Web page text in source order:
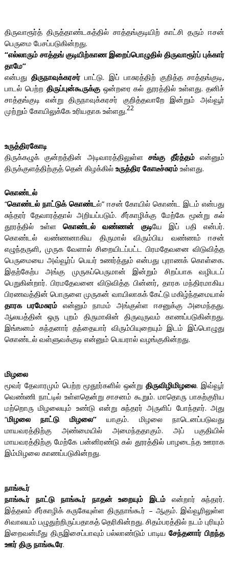
திருவாரூர்த் திருத்தாண்டகத்தில் சாத்தங்குடியிற் காட்சி தரும் ஈசன்
பெருமை பேசப்படுகின்றது.
“எல்லாரும் சாத்தங் குடியிற்காண இறைப்பொழுதில் திருவாரூர்ப் புக்கார்
தாமே”
என்பதுதிருநாவுக்கரசர் பாட்டு. இப் பாசுரத்திற் குறித்த சாத்தங்குடி,
பாடல் பெற்ற திருப்புன்கூருக்குஒன்றரை கல் தூரத்தில் உள்ளது. தனிச்
சாத்தங்குடி என்று திருநாவுக்கரசர் குறித்தவாறே இன்றும் அவ்வூர்
முற்றும் கோயிலுக்கே உரியதாக உள்ளது.22
உருத்திரகோடி
திருக்கழுக் குன்றத்தின் அடிவாரத்திலுள்ளசங்கு தீர்த்தம்என்னும்
திருக்குளத்திற்குத் தென் கிழக்கில் உருத்திர கோடீச்சுரம்உள்ளது.
கொண்டல்
“கொண்டல் நாட்டுக் கொண்ட ல்” ஈசன் கோயில் கொண்ட இடம் என்பது
சுந்தரர் தேவாரத்தால் அறியப்படும். சீர்காழிக்கு மேற்கே மூன்று கல்
தூரத்தில் உள்ளகொண்டல் வண்ணன் குடியே இப் பதி என்பர்.
கொண்டல் வண்ணனாகிய திருமால் விரும்பிய வண்ணம் ஈசன்
எழுந்தருளி, முருக வேளால் சிறையிடப்பட்ட பிரமதேவனை விடுவித்த
பெருமையை அவ்வூர்ப் பெயர் உணர்த்தும் என்பது புராணக் கொள்கை.
இதற்கேற்ப அங்கு முருகப்பெருமான் இன்றும் சிறப்பாக வழிபடப்
பெறுகின்றார். பிரமதேவனை விடுவித்த பின்னர், தாரக மந்திரமாகிய
பிரணவத்தின் பொருளை முருகன் வாயிலாகக் கேட்டு மகிழ்ந்தமையால்
தாரக பரமேசுரம் என்னும் நாமம் அங்குள்ள ஈசனுக்கு அமைந்தது.
ஆலயத்தின் ஒரு புறம் திருமாலின் திருவுருவம் காணப்படுகின்றது.
இங்ஙனம் கந்தனார் தந்தையார் விரும்பியுறையும் இடம் இப்பொழுது
கொண்டல் வள்ளுவக்குடி என்னும் பெயரால் வழங்குகின்றது.
மிழலை
மூவர் தேவாரமும் பெற்ற மூதூர்களில் ஒன்றுதிருவிழிமிழலை. இவ்வூர்
வெண்ணி நாட்டில் உள்ளதென்று சாசனம் கூறும். மாதொரு பாகற்குரிய
மற்றொரு மிழலையும் உண்டு என்று சுந்தரர் அருளிப் போந்தார். அது
“மிழலை நாட்டு மிழலை”யாகும். மிழலை நாடெனப்படுவது
மாயவரத்திற்கு அண்மையில் அமைந்ததாகும். அப் பகுதியில்
மாயவரத்திற்கு மேற்கே பன்னிரண்டு கல் தூரத்தில் பாழடைந்த ஊராக
இம்மிழலை காணப்படுகின்றது.
நாங்கூர்
நாங்கூர் நாட்டு நாங்கூர் நாதன் உறையும் இடம் என்றார் சுந்தரர்.
இத்தலம் சீர்காழிக் கருகேயுள்ள திருநாங்கூர் – ஆகும். இவ்வூரிலுள்ள
சிவாலயம் பழுதுற்றிருப்பதாகத் தெரிகின்றது. சிதம்பரத்தில் நடம் புரியும்
இறைவன்மீது திருஇசைப்பாவும் பல்லாண்டும் பாடியசேந்தனார் பிறந்த
ஊர் திரு நாங்கூரே.